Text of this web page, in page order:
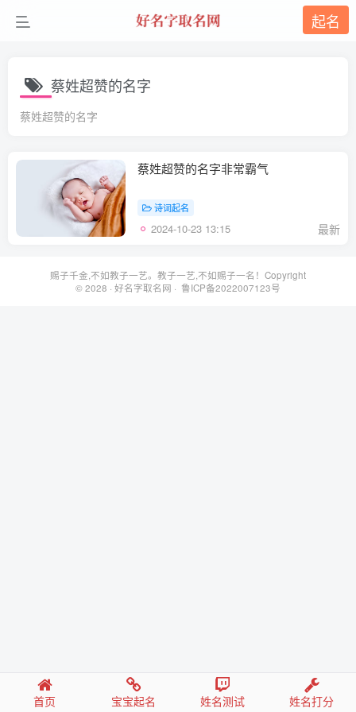
起名
蔡姓超赞的名字
蔡姓超赞的名字
蔡姓超赞的名字非常霸气
诗词起名
2024-10-23 13:15 最新
赐子千金,不如教子一艺。教子一艺,不如赐子一名！Copyright
© 2028 · 好名字取名网 · 鲁ICP备2022007123号
首页 宝宝起名 姓名测试 姓名打分